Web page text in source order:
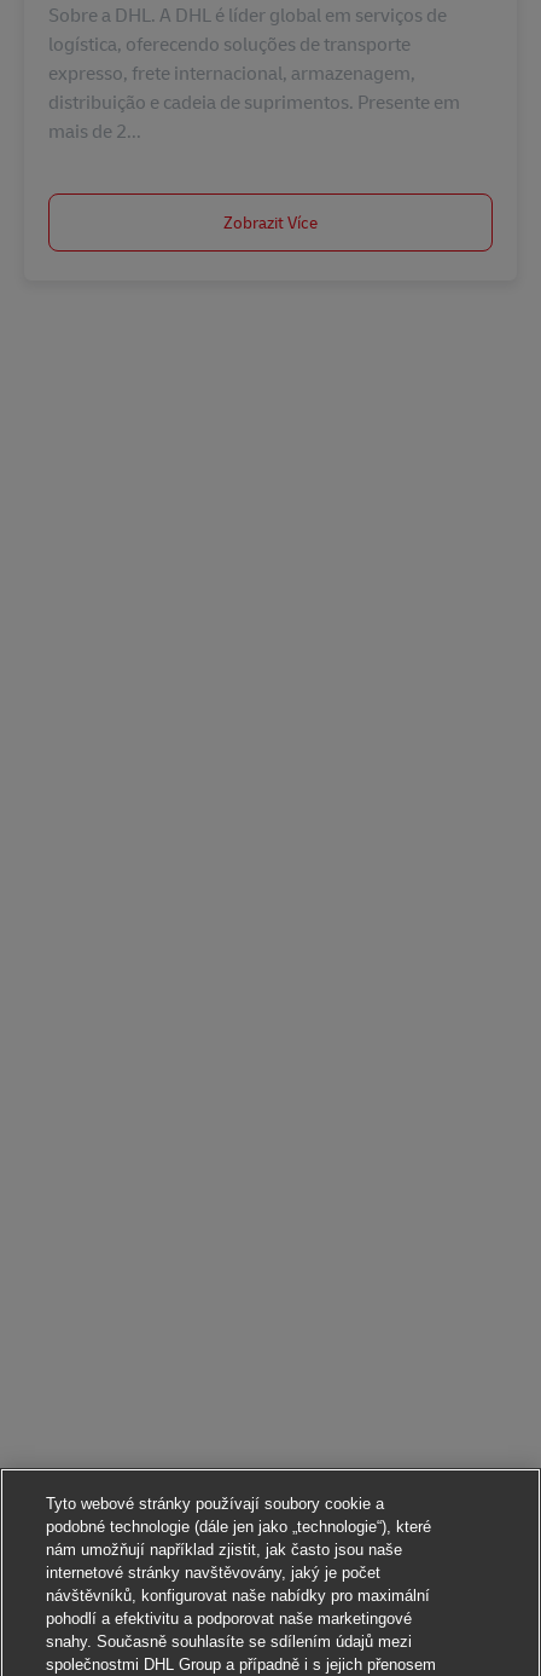
Sobre a DHL. A DHL é líder global em serviços de
logística, oferecendo soluções de transporte
expresso, frete internacional, armazenagem,
distribuição e cadeia de suprimentos. Presente em
mais de 2...
Zobrazit Více
Tyto webové stránky používají soubory cookie a
podobné technologie (dále jen jako „technologie“), které
nám umožňují například zjistit, jak často jsou naše
internetové stránky navštěvovány, jaký je počet
návštěvníků, konfigurovat naše nabídky pro maximální
pohodlí a efektivitu a podporovat naše marketingové
snahy. Současně souhlasíte se sdílením údajů mezi
společnostmi DHL Group a případně i s jejich přenosem